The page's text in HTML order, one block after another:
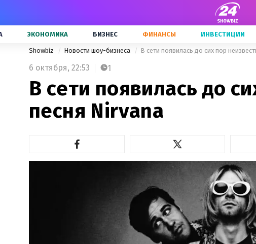
ЭКОНОМИКА БИЗНЕС ФИНАНСЫ ИНВЕСТИЦИИ
Showbiz Новости шоу-бизнеса В сети появилась до сих пор
6 октября, 22:53 1
В сети появилась до
песня Nirvana